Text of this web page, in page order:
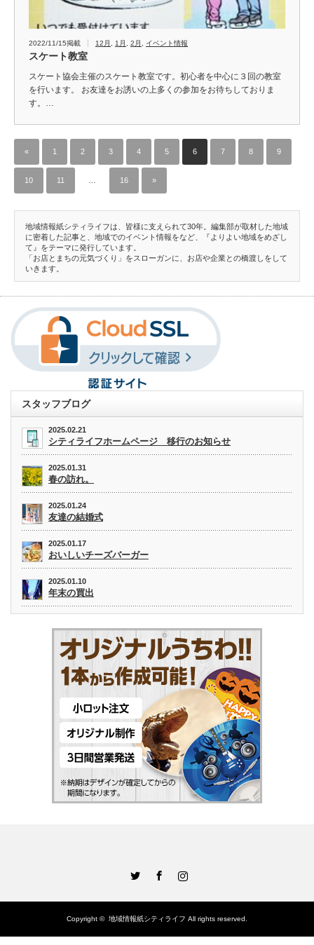
2022/11/15掲載 12月 1月 2月 イベント情報
スケート教室
スケート協会主催のスケート教室です。初心者を中心に３回の教室
を行います。 お友達をお誘いの上多くの参加をお待ちしておりま
す。…
« 1 2 3 4 5 6 7 8 9
10 11 16 »
地域情報紙シティライフは、皆様に支えられて30年。編集部が取材した地域
に密着した記事と、地域でのイベント情報をなど、『よりよい地域をめざし
て』をテーマに発行しています。
「お店とまちの元気づくり」をスローガンに、お店や企業との橋渡しをして
いきます。
スタッフブログ
2025.02.21
シティライフホームページ 移行のお知らせ
2025.01.31
春の訪れ。
2025.01.24
友達の結婚式
2025.01.17
おいしいチーズバーガー
2025.01.10
年末の買出
Copyright © 地域情報紙シティライフ All rights reserved.